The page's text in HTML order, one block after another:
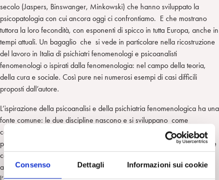
Consenso Dettagli Informazioni sui cookie
secolo (Jaspers, Binswanger, Minkowski) che hanno sviluppato la
psicopatologia con cui ancora oggi ci confrontiamo. E che mostrano
tuttora la loro fecondità, con esponenti di spicco in tutta Europa, anche in
tempi attuali. Un bagaglio che si vede in particolare nella ricostruzione
del lavoro in Italia di psichiatri fenomenologi e psicoanalisti
fenomenologi o ispirati dalla fenomenologia: nel campo della teoria,
della cura e sociale. Così pure nei numerosi esempi di casi difficili
proposti dall’autore.
L’ispirazione della psicoanalisi e della psichiatria fenomenologica ha una
fonte comune: le due discipline nascono e si sviluppano come
conoscenza critica di fronte a ogni sapere ereditato, specie il
positivismo ottocentesco. Oggi possiamo articolarle con le neuroscienze
cognitive che affianchiamo alla psicoanalisi. Ma il cuore dei due
approcci rimane la clinica, la ricerca della singolarità individuale e